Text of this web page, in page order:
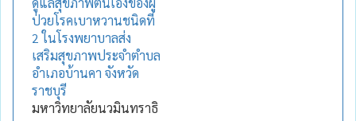
ป่วยโรคเบาหวานชนิดที่
2 ในโรงพยาบาลส่ง
เสริมสุขภาพประจำตำบล
อำเภอบ้านคา จังหวัด
ราชบุรี
มหาวิทยาลัยนวมินทราธิ